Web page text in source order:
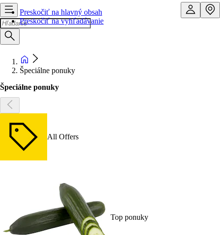
Preskočiť na hlavný obsah
Preskočiť na vyhľadávanie
Špeciálne ponuky
Špeciálne ponuky
All Offers
Top ponuky